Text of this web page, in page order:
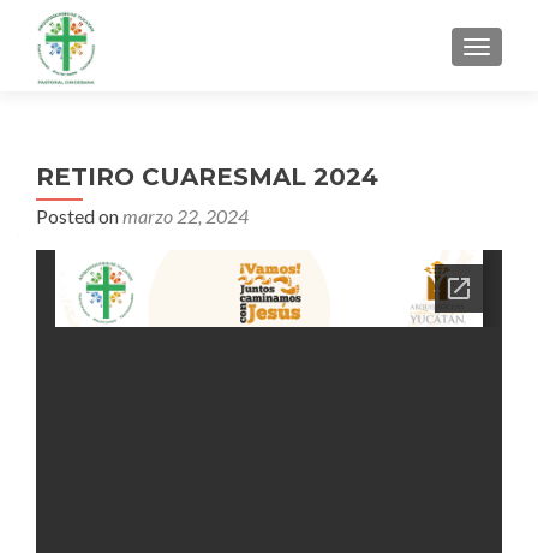
MENU
RETIRO CUARESMAL 2024
Posted onmarzo 22, 2024